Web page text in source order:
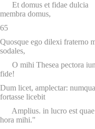
Et domus et fidae dulcia
membra domus,
65
Quosque ego dilexi fraterno
sodales,
O mihi Thesea pectora
fide!
Dum licet, amplectar:
fortasse licebit
Amplius. in lucro est quae
hora mihi."